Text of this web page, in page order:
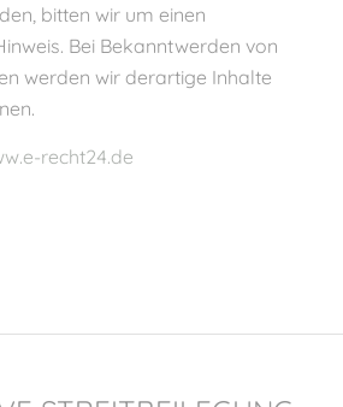
bitten wir um einen
Bei Bekanntwerden von
werden wir derartige Inhalte
recht24.de